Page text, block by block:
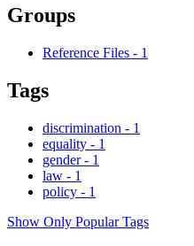
Groups
Reference Files - 1
Tags
discrimination - 1
equality - 1
gender - 1
law - 1
policy - 1
Show Only Popular Tags